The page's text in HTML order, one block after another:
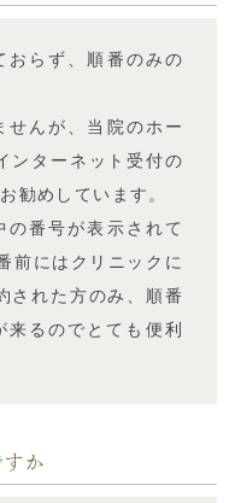
おらず、順番のみの
せんが、当院のホー
ンターネット受付の
勧めしています。
の番号が表示されて
前にはクリニックに
された方のみ、順番
るのでとても便利
か